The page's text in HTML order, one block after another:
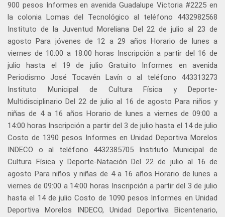
900 pesos Informes en avenida Guadalupe Victoria #2225 en
la colonia Lomas del Tecnológico al teléfono 4432982568
Instituto de la Juventud Moreliana Del 22 de julio al 23 de
agosto Para jóvenes de 12 a 29 años Horario de lunes a
viernes de 10:00 a 18:00 horas Inscripción a partir del 16 de
julio hasta el 19 de julio Gratuito Informes en avenida
Periodismo José Tocavén Lavín o al teléfono 443313273
Instituto Municipal de Cultura Física y Deporte-
Multidisciplinario Del 22 de julio al 16 de agosto Para niños y
niñas de 4 a 16 años Horario de lunes a viernes de 09:00 a
14:00 horas Inscripción a partir del 3 de julio hasta el 14 de julio
Costo de 1390 pesos Informes en Unidad Deportiva Morelos
INDECO o al teléfono 4432385705 Instituto Municipal de
Cultura Física y Deporte-Natación Del 22 de julio al 16 de
agosto Para niños y niñas de 4 a 16 años Horario de lunes a
viernes de 09:00 a 14:00 horas Inscripción a partir del 3 de julio
hasta el 14 de julio Costo de 1090 pesos Informes en Unidad
Deportiva Morelos INDECO, Unidad Deportiva Bicentenario,